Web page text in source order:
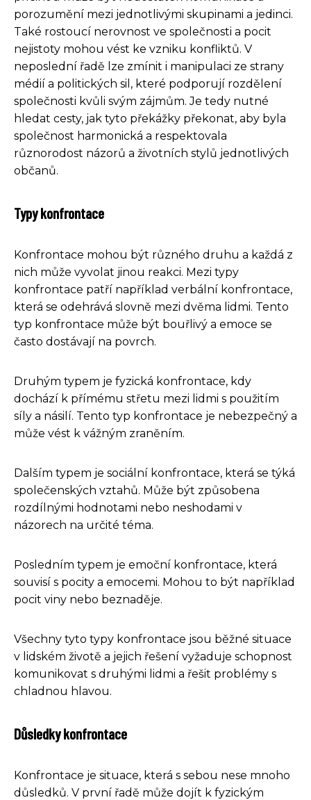
porozumění mezi jednotlivými skupinami a jedinci.
Také rostoucí nerovnost ve společnosti a pocit
nejistoty mohou vést ke vzniku konfliktů. V
neposlední řadě lze zmínit i manipulaci ze strany
médií a politických sil, které podporují rozdělení
společnosti kvůli svým zájmům. Je tedy nutné
hledat cesty, jak tyto překážky překonat, aby byla
společnost harmonická a respektovala
různorodost názorů a životních stylů jednotlivých
občanů.
Typy konfrontace
Konfrontace mohou být různého druhu a každá z
nich může vyvolat jinou reakci. Mezi typy
konfrontace patří například verbální konfrontace,
která se odehrává slovně mezi dvěma lidmi. Tento
typ konfrontace může být bouřlivý a emoce se
často dostávají na povrch.
Druhým typem je fyzická konfrontace, kdy
dochází k přímému střetu mezi lidmi s použitím
síly a násilí. Tento typ konfrontace je nebezpečný a
může vést k vážným zraněním.
Dalším typem je sociální konfrontace, která se týká
společenských vztahů. Může být způsobena
rozdílnými hodnotami nebo neshodami v
názorech na určité téma.
Posledním typem je emoční konfrontace, která
souvisí s pocity a emocemi. Mohou to být například
pocit viny nebo beznaděje.
Všechny tyto typy konfrontace jsou běžné situace
v lidském životě a jejich řešení vyžaduje schopnost
komunikovat s druhými lidmi a řešit problémy s
chladnou hlavou.
Důsledky konfrontace
Konfrontace je situace, která s sebou nese mnoho
důsledků. V první řadě může dojít k fyzickým